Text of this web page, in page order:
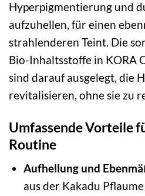
Hyperpigmentierung und
aufzuhellen, für einen
strahlenderen Teint. Die
Bio-Inhaltsstoffe in KORA
sind darauf ausgelegt, die
revitalisieren, ohne sie zu
Umfassende Vorteile
Routine
Aufhellung und
aus der Kakadu